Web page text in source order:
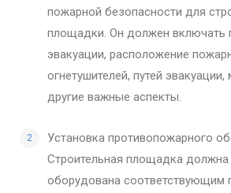
пожарной безопасности для
площадки. Он должен включать
эвакуации, расположение
огнетушителей, путей
другие важные аспекты.
Установка противопожарного
Строительная площадка
оборудована соответствующим